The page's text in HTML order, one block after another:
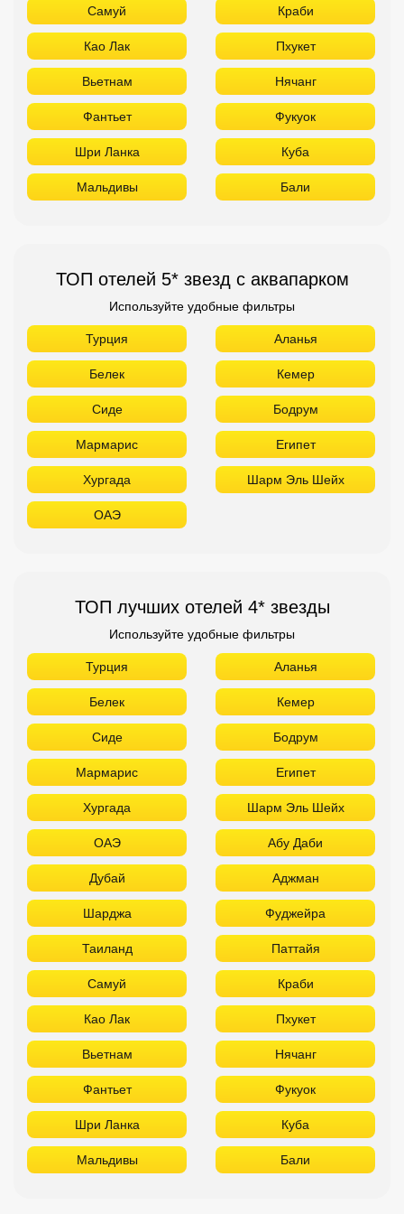
Мальдивы Бали
ТОП отелей 5* звезд с аквапарком
Используйте удобные фильтры
Турция Аланья
Белек
Хургада Шарм Эль Шейх
ОАЭ
ТОП лучших отелей 4* звезды
Используйте удобные фильтры
Турция
Хургада Шарм Эль Шейх
ОАЭ Абу Даби
Дубай Аджман
Шарджа Фуджейра
Таиланд Паттайя
Самуй Краби
Као Лак Пхукет
Вьетнам Нячанг
Фантьет Фукуок
Шри Ланка Куба
Мальдивы Бали
ТОП лучших отелей 3* звезды
Используйте удобные фильтры
Турция Аланья
Белек